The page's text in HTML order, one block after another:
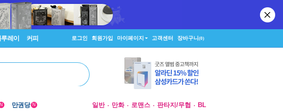
레이 커피 로그인 회원가입 마이페이지 고객센터 장바구니(0)
N 만권당 N 일반 만화 로맨스 판타지/무협 BL